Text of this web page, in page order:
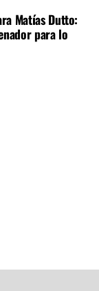
Matías Dutto:
para lo